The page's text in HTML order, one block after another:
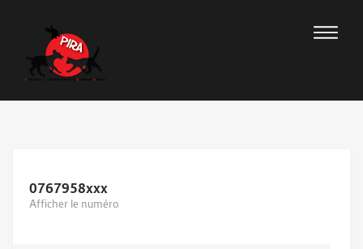
0767958xxx
Afficher le numéro